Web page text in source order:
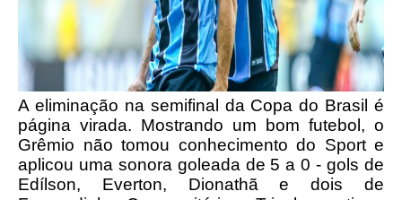
A eliminação na semifinal da Copa do Brasil é
página virada. Mostrando um bom futebol, o
Grêmio não tomou conhecimento do Sport e
aplicou uma sonora goleada de 5 a 0 - gols de
Edílson, Everton, Dionathã e dois de